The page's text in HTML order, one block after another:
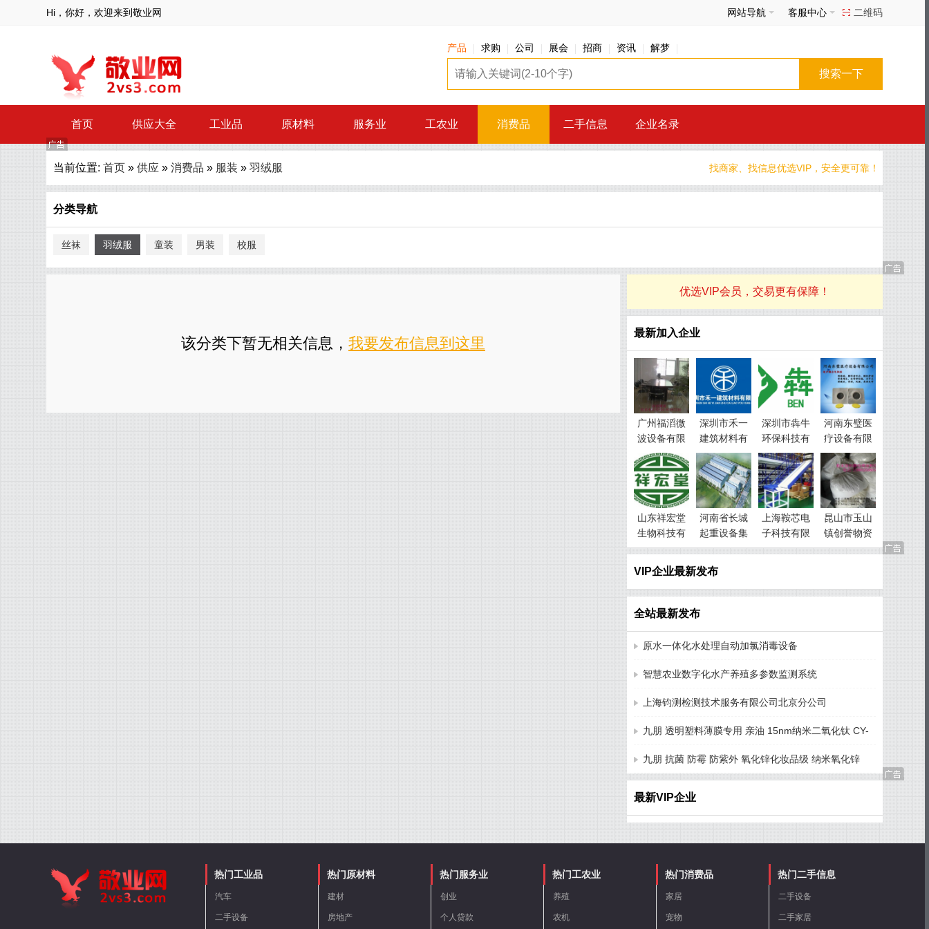
Hi，你好，欢迎来到敬业网 二维码
客服中心
网站导航
产品 求购 公司 展会 招商 资讯 解梦
首页 供应大全 工业品 原材料 服务业 工农业 消费品 二手信息 企业名录
当前位置: 首页 » 供应 » 消费品 » 服装 » 羽绒服 找商家、找信息优选VIP，安全更可靠！
分类导航
丝袜 羽绒服 童装 男装 校服
该分类下暂无相关信息， 我要发布信息到这里
优选VIP会员，交易更有保障！
最新加入企业
广州福滔微
波设备有限
公司
深圳市禾一
建筑材料有
限公司
深圳市犇牛
环保科技有
限公司
河南东璧医
疗设备有限
公司
山东祥宏堂
生物科技有
限公司
河南省长城
起重设备集
团有限公司
上海鞍芯电
子科技有限
公司
昆山市玉山
镇创誉物资
回收经营部
VIP企业最新发布
全站最新发布
原水一体化水处理自动加氯消毒设备
智慧农业数字化水产养殖多参数监测系统
上海钧测检测技术服务有限公司北京分公司
九朋 透明塑料薄膜专用 亲油 15nm纳米二氧化钛 CY-
T15ST
九朋 抗菌 防霉 防紫外 氧化锌化妆品级 纳米氧化锌
最新VIP企业
热门工业品
汽车
二手设备
热门原材料
建材
房地产
热门服务业
创业
个人贷款
热门工农业
养殖
农机
热门消费品
家居
宠物
热门二手信息
二手设备
二手家居